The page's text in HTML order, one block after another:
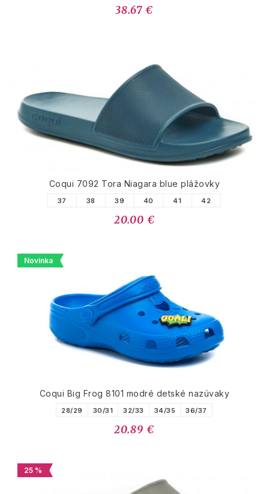
38.67 €
Coqui 7092 Tora Niagara blue plážovky
37 38 39 40 41 42
20.00 €
Novinka
Coqui Big Frog 8101 modré detské nazúvaky
28/29 30/31 32/33 34/35 36/37
20.89 €
25 %